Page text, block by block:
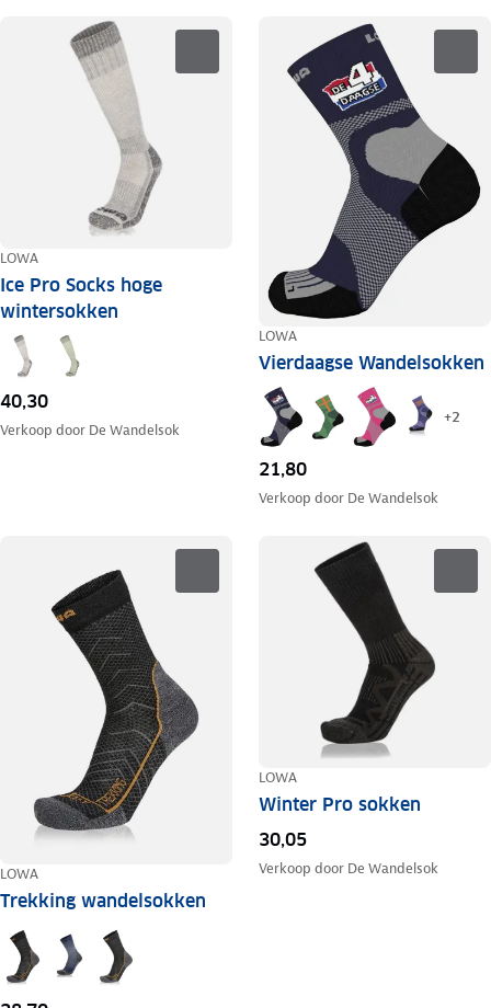
LOWA
Ice Pro Socks hoge
wintersokken
40,30
Verkoop door De Wandelsok
LOWA
Vierdaagse Wandelsokken
+2
21,80
Verkoop door De Wandelsok
LOWA
Trekking wandelsokken
LOWA
Winter Pro sokken
30,05
Verkoop door De Wandelsok